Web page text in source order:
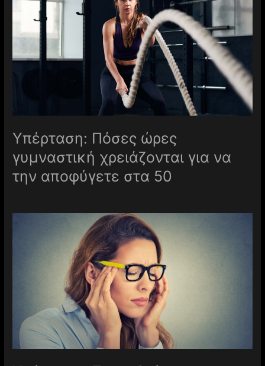
Υπέρταση: Πόσες ώρες
γυμναστική χρειάζονται για να
την αποφύγετε στα 50